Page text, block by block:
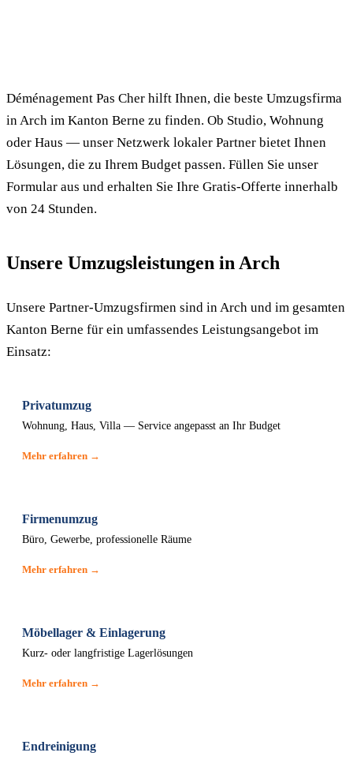
Déménagement Pas Cher hilft Ihnen, die beste Umzugsfirma
in Arch im Kanton Berne zu finden. Ob Studio, Wohnung
oder Haus — unser Netzwerk lokaler Partner bietet Ihnen
Lösungen, die zu Ihrem Budget passen. Füllen Sie unser
Formular aus und erhalten Sie Ihre Gratis-Offerte innerhalb
von 24 Stunden.
Unsere Umzugsleistungen in Arch
Unsere Partner-Umzugsfirmen sind in Arch und im gesamten
Kanton Berne für ein umfassendes Leistungsangebot im
Einsatz:
Privatumzug
Wohnung, Haus, Villa — Service angepasst an Ihr Budget
Mehr erfahren →
Firmenumzug
Büro, Gewerbe, professionelle Räume
Mehr erfahren →
Möbellager & Einlagerung
Kurz- oder langfristige Lagerlösungen
Mehr erfahren →
Endreinigung